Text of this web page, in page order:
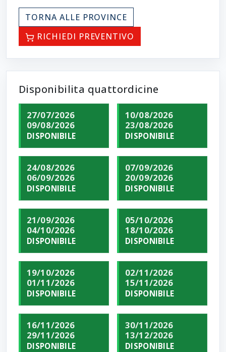
TORNA ALLE PROVINCE
RICHIEDI PREVENTIVO
Disponibilita quattordicine
27/07/2026
09/08/2026
DISPONIBILE
10/08/2026
23/08/2026
DISPONIBILE
24/08/2026
06/09/2026
DISPONIBILE
07/09/2026
20/09/2026
DISPONIBILE
21/09/2026
04/10/2026
DISPONIBILE
05/10/2026
18/10/2026
DISPONIBILE
19/10/2026
01/11/2026
DISPONIBILE
02/11/2026
15/11/2026
DISPONIBILE
16/11/2026
29/11/2026
DISPONIBILE
30/11/2026
13/12/2026
DISPONIBILE